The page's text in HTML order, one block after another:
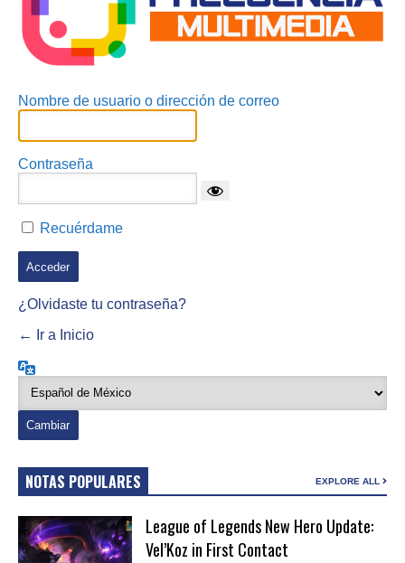
Nombre de usuario o dirección de correo
Contraseña
Recuérdame
¿Olvidaste tu contraseña?
← Ir a Inicio
NOTAS POPULARES EXPLORE ALL
League of Legends New Hero Update:
Vel’Koz in First Contact